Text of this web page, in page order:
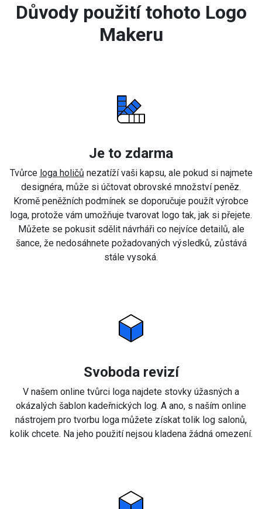
Důvody použití tohoto Logo
Makeru
Je to zdarma
Tvůrce loga holičů nezatíží vaši kapsu, ale pokud si najmete
designéra, může si účtovat obrovské množství peněz.
Kromě peněžních podmínek se doporučuje použít výrobce
loga, protože vám umožňuje tvarovat logo tak, jak si přejete.
Můžete se pokusit sdělit návrháři co nejvíce detailů, ale
šance, že nedosáhnete požadovaných výsledků, zůstává
stále vysoká.
Svoboda revizí
V našem online tvůrci loga najdete stovky úžasných a
okázalých šablon kadeřnických log. A ano, s naším online
nástrojem pro tvorbu loga můžete získat tolik log salonů,
kolik chcete. Na jeho použití nejsou kladena žádná omezení.